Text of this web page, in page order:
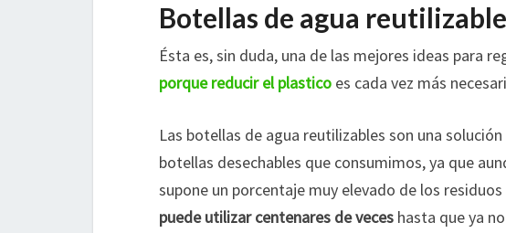
Botellas de agua
Ésta es, sin duda, una de las mejores ideas para
porque reducir el plastico es cada vez más
Las botellas de agua reutilizables son una
botellas desechables que consumimos, ya que
supone un porcentaje muy elevado de los
puede utilizar centenares de veces hasta que ya